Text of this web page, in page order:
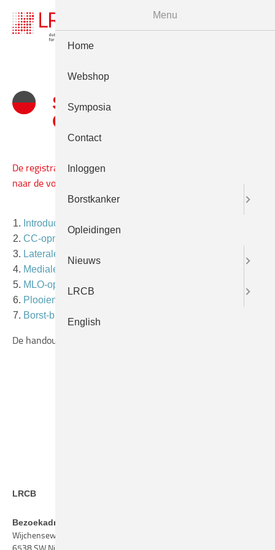
Symposium 2013:
Onderzoek in beeld
De registratie is hier te bekijken. Het is ook mogelijk om
naar de volgende onderwerpen in de registratie te springen:
Introductie
CC-opname
Laterale zijde
Mediale zijde
MLO-opname
Plooien pectoralis
Borst-buik overgang
De handouts van dit symposium staan
LRCB
Bezoekadres
Wijchenseweg 101
Menu
Home
Webshop
Symposia
Contact
Inloggen
Borstkanker
Opleidingen
Nieuws
LRCB
English